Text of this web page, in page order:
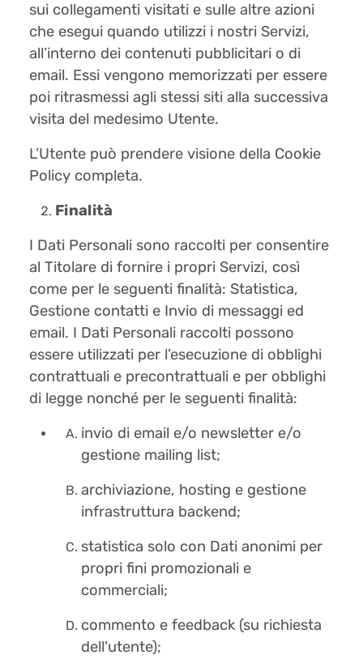
sui collegamenti visitati e sulle altre azioni
che esegui quando utilizzi i nostri Servizi,
all’interno dei contenuti pubblicitari o di
email. Essi vengono memorizzati per essere
poi ritrasmessi agli stessi siti alla successiva
visita del medesimo Utente.
L’Utente può prendere visione della Cookie
Policy completa.
Finalità
I Dati Personali sono raccolti per consentire
al Titolare di fornire i propri Servizi, così
come per le seguenti finalità: Statistica,
Gestione contatti e Invio di messaggi ed
email. I Dati Personali raccolti possono
essere utilizzati per l’esecuzione di obblighi
contrattuali e precontrattuali e per obblighi
di legge nonché per le seguenti finalità:
invio di email e/o newsletter e/o
gestione mailing list;
archiviazione, hosting e gestione
infrastruttura backend;
statistica solo con Dati anonimi per
propri fini promozionali e
commerciali;
commento e feedback (su richiesta
dell'utente);